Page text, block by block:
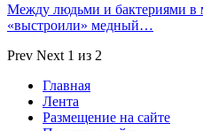
Между людьми и бактериями в
«выстроили» медный…
Prev Next 1 из 2
Главная
Лента
Размещение на сайте